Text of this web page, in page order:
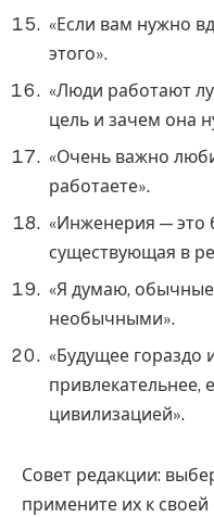
«Если вам нужно
этого».
«Люди работают
цель и зачем она
«Очень важно
работаете».
«Инженерия — это
существующая в
«Я думаю,
необычными».
«Будущее гораздо
привлекательнее,
цивилизацией».
Совет редакции:
примените их к